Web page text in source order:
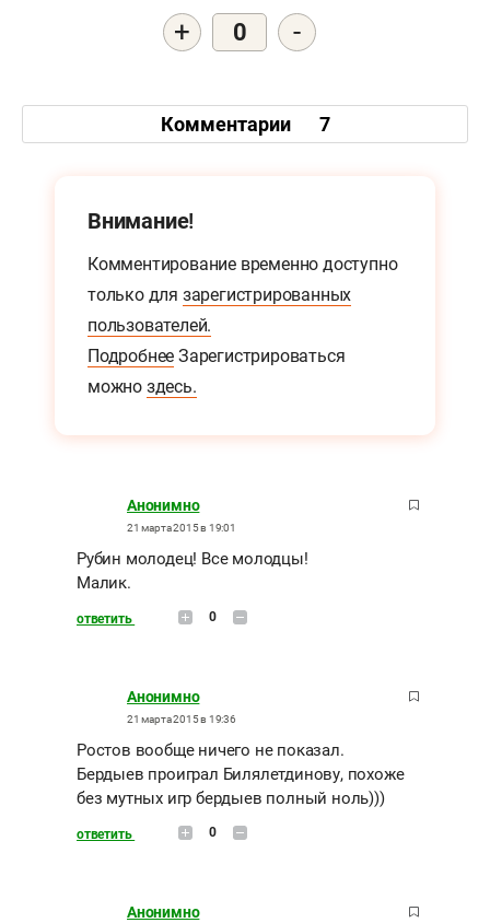
+ 0 -
Комментарии 7
Внимание!
Комментирование временно доступно
только для зарегистрированных
пользователей.
Подробнее Зарегистрироваться
можно здесь.
Анонимно
21 марта 2015 в 19:01
Рубин молодец! Все молодцы!
Малик.
ответить 0
Анонимно
21 марта 2015 в 19:36
Ростов вообще ничего не показал.
Бердыев проиграл Билялетдинову, похоже
без мутных игр бердыев полный ноль)))
ответить 0
Анонимно